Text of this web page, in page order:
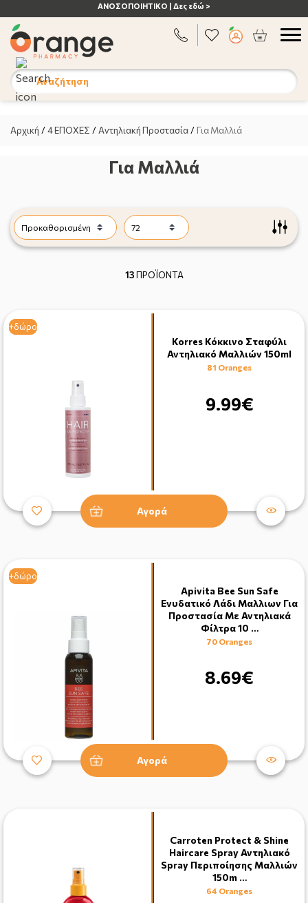
ΑΝΟΣΟΠΟΙΗΤΙΚΟ | Δες εδώ >
Αναζήτηση
Αρχική /4 ΕΠΟΧΕΣ / Αντηλιακή Προστασία / Για Μαλλιά
Για Μαλλιά
13ΠΡΟΪΟΝΤΑ
+δώρο
+δώρο
Korres Κόκκινο Σταφύλι
Αντηλιακό Μαλλιών 150ml
81 Oranges
9.99€
Αγορά
+δώρο
+δώρο
Apivita Bee Sun Safe
Ενυδατικό Λάδι Μαλλιων Για
Προστασία Με Αντηλιακά
Φίλτρα 10 …
70 Oranges
8.69€
Αγορά
Carroten Protect & Shine
Haircare Spray Αντηλιακό
Spray Περιποίησης Μαλλιών
150m …
64 Oranges